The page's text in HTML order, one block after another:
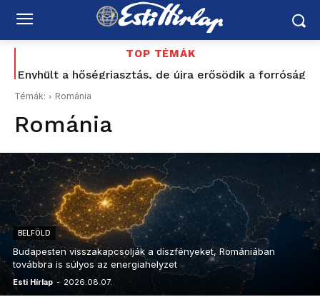
TOP TÉMÁK
Enyhült a hőségriasztás, de újra erősödik a forróság
Témák: Románia
Románia
BELFÖLD
Budapesten visszakapcsolják a díszfényeket, Romániában
továbbra is súlyos az energiahelyzet
Esti Hírlap - 2026.08.07.